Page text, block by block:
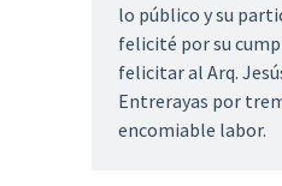
lo público y su
felicité por su
felicitar al Arq.
Entrerayas por
encomiable labor.